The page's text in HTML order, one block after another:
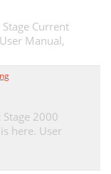
Current
Manual,
Stage 2000
here. User